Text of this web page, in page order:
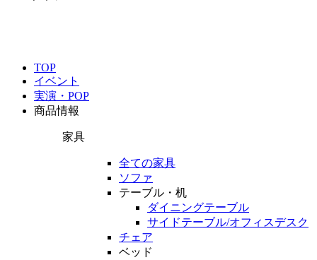
TOP
イベント
実演・POP
商品情報
家具
全ての家具
ソファ
テーブル・机
ダイニングテーブル
サイドテーブル/オフィスデスク
チェア
ベッド